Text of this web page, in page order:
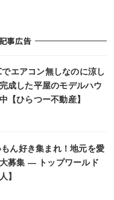
事広告
エアコン無しなのに涼し
成した平屋のモデルハウ
【ひらつー不動産】
ん好き集まれ！地元を愛
募集 ― トップワールド
】